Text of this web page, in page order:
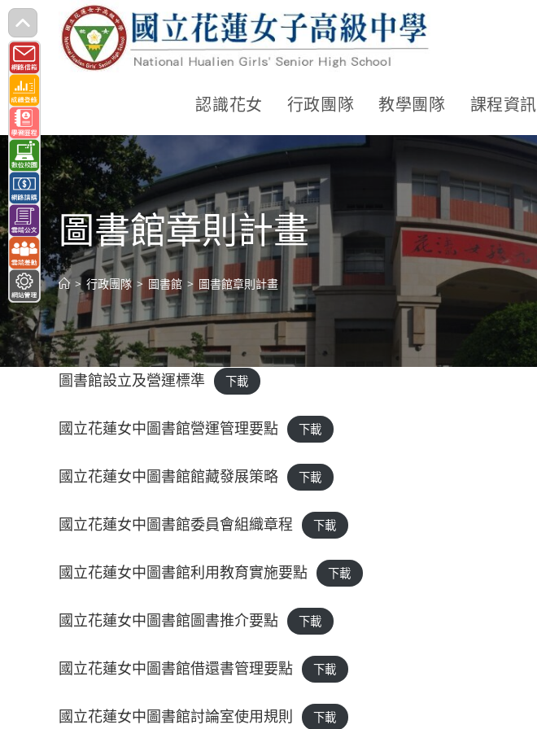
跳
轉
至
主
要
內
容
認識花女 行政團隊 教學團隊 課程資訊
圖書館章則計畫
> 行政團隊 > 圖書館 > 圖書館章則計畫
圖書館設立及營運標準 下載
國立花蓮女中圖書館營運管理要點 下載
國立花蓮女中圖書館館藏發展策略 下載
國立花蓮女中圖書館委員會組織章程 下載
國立花蓮女中圖書館利用教育實施要點 下載
國立花蓮女中圖書館圖書推介要點 下載
國立花蓮女中圖書館借還書管理要點 下載
國立花蓮女中圖書館討論室使用規則 下載